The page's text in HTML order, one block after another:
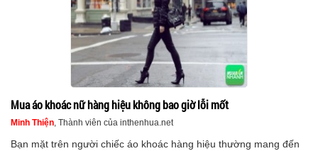
Mua áo khoác nữ hàng hiệu không bao giờ lỗi mốt
Minh Thiện, Thành viên của inthenhua.net
Bạn mặt trên người chiếc áo khoác hàng hiệu thường mang đến